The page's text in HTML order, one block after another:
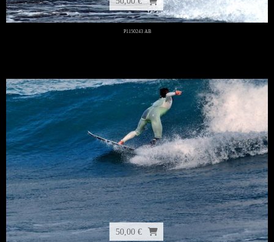
P1150243 AB
50,00 €